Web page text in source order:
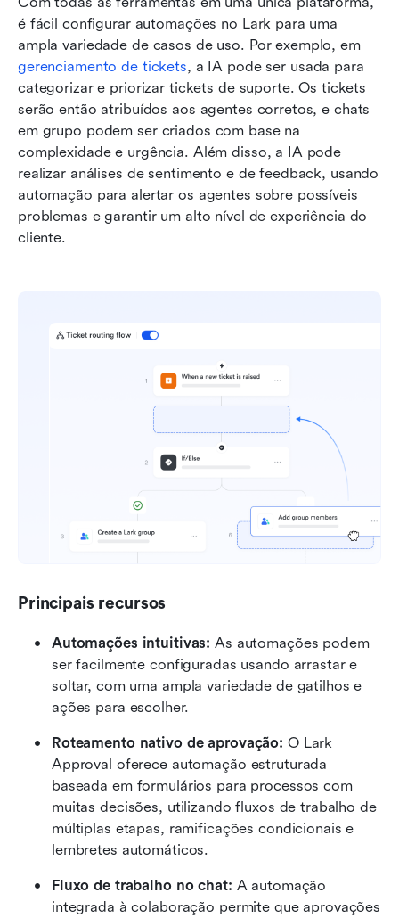
é fácil configurar automações no Lark para uma
ampla variedade de casos de uso. Por exemplo, em
gerenciamento de tickets, a IA pode ser usada para
categorizar e priorizar tickets de suporte. Os tickets
serão então atribuídos aos agentes corretos, e chats
em grupo podem ser criados com base na
complexidade e urgência. Além disso, a IA pode
realizar análises de sentimento e de feedback, usando
automação para alertar os agentes sobre possíveis
problemas e garantir um alto nível de experiência do
cliente.
Principais recursos
Automações intuitivas: As automações podem
ser facilmente configuradas usando arrastar e
soltar, com uma ampla variedade de gatilhos e
ações para escolher.
Roteamento nativo de aprovação: O Lark
Approval oferece automação estruturada
baseada em formulários para processos com
muitas decisões, utilizando fluxos de trabalho de
múltiplas etapas, ramificações condicionais e
lembretes automáticos.
Fluxo de trabalho no chat: A automação
integrada à colaboração permite que aprovações